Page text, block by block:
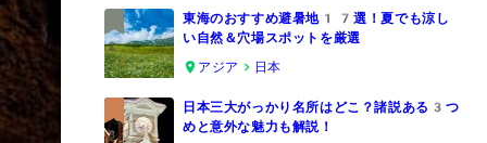
2
東海のおすすめ避暑地17選！夏でも涼し
い自然＆穴場スポットを厳選
アジア
日本
3
日本三大がっかり名所はどこ？諸説ある3つ
めと意外な魅力も解説！